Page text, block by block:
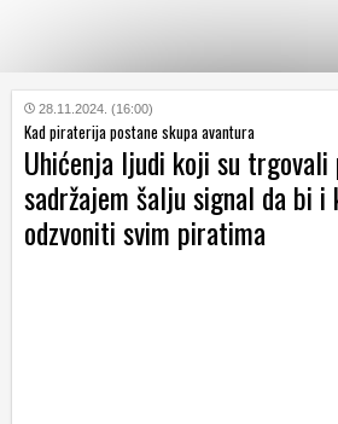
KATEGORIJE
HRVATSKI
WEB
28.11.2024. (16:00)
Kad piraterija postane skupa avantura
Uhićenja ljudi koji su
sadržajem šalju signal da bi i
odzvoniti svim piratima